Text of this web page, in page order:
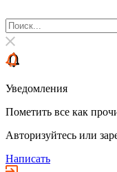
Уведомления
Пометить все как
Авторизуйтесь или
Написать